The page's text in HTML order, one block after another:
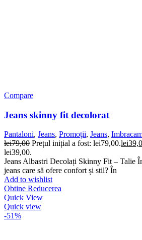
Compare
Jeans skinny fit decolorat
Pantaloni, Jeans, Promoții, Jeans,
lei79,00 Prețul inițial a fost: lei79,00.lei
lei39,00.
Jeans Albastri Decolați Skinny Fit – Talie
jeans care să ofere confort și stil? În
Add to wishlist
Obtine Reducerea
Quick View
Quick view
-51%